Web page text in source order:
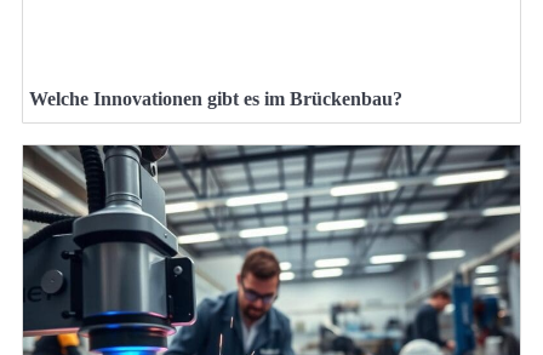
Welche Innovationen gibt es im Brückenbau?